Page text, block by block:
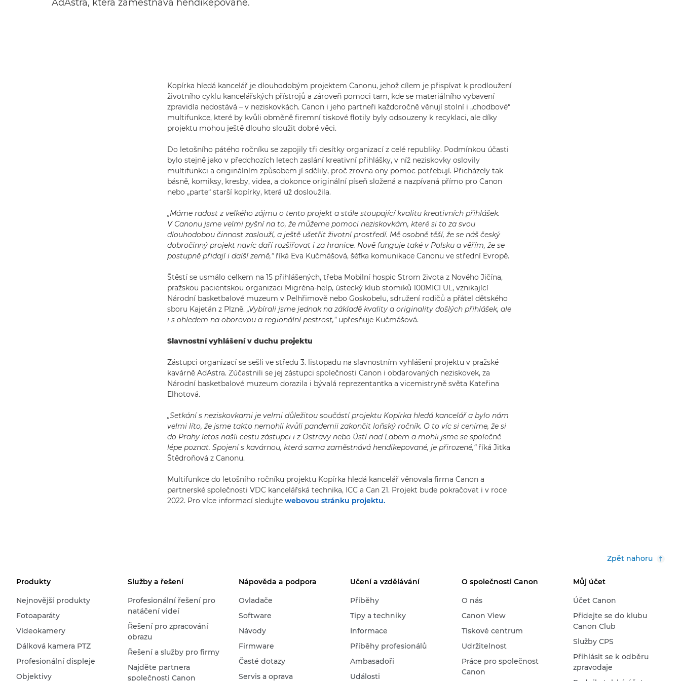
AdAstra, která zaměstnává hendikepované.
Kopírka hledá kancelář je dlouhodobým projektem Canonu, jehož cílem je přispívat k prodloužení
životního cyklu kancelářských přístrojů a zároveň pomoci tam, kde se materiálního vybavení
zpravidla nedostává – v neziskovkách. Canon i jeho partneři každoročně věnují stolní i „chodbové“
multifunkce, které by kvůli obměně firemní tiskové flotily byly odsouzeny k recyklaci, ale díky
projektu mohou ještě dlouho sloužit dobré věci.
Do letošního pátého ročníku se zapojily tři desítky organizací z celé republiky. Podmínkou účasti
bylo stejně jako v předchozích letech zaslání kreativní přihlášky, v níž neziskovky oslovily
multifunkci a originálním způsobem jí sdělily, proč zrovna ony pomoc potřebují. Přicházely tak
básně, komiksy, kresby, videa, a dokonce originální píseň složená a nazpívaná přímo pro Canon
nebo „parte“ starší kopírky, která už dosloužila.
„Máme radost z velkého zájmu o tento projekt a stále stoupající kvalitu kreativních přihlášek.
V Canonu jsme velmi pyšní na to, že můžeme pomoci neziskovkám, které si to za svou
dlouhodobou činnost zaslouží, a ještě ušetřit životní prostředí. Mě osobně těší, že se náš český
dobročinný projekt navíc daří rozšiřovat i za hranice. Nově funguje také v Polsku a věřím, že se
postupně přidají i další země,“říká Eva Kučmášová, šéfka komunikace Canonu ve střední Evropě.
Štěstí se usmálo celkem na 15 přihlášených, třeba Mobilní hospic Strom života z Nového Jičína,
pražskou pacientskou organizaci Migréna-help, ústecký klub stomiků 100MICI UL, vznikající
Národní basketbalové muzeum v Pelhřimově nebo Goskobelu, sdružení rodičů a přátel dětského
sboru Kajetán z Plzně. „Vybírali jsme jednak na základě kvality a originality došlých přihlášek, ale
i s ohledem na oborovou a regionální pestrost,“upřesňuje Kučmášová.
Slavnostní vyhlášení v duchu projektu
Zástupci organizací se sešli ve středu 3. listopadu na slavnostním vyhlášení projektu v pražské
kavárně AdAstra. Zúčastnili se jej zástupci společnosti Canon i obdarovaných neziskovek, za
Národní basketbalové muzeum dorazila i bývalá reprezentantka a vicemistryně světa Kateřina
Elhotová.
„Setkání s neziskovkami je velmi důležitou součástí projektu Kopírka hledá kancelář a bylo nám
velmi líto, že jsme takto nemohli kvůli pandemii zakončit loňský ročník. O to víc si ceníme, že si
do Prahy letos našli cestu zástupci i z Ostravy nebo Ústí nad Labem a mohli jsme se společně
lépe poznat. Spojení s kavárnou, která sama zaměstnává hendikepované, je přirozené,“říká Jitka
Štědroňová z Canonu.
Multifunkce do letošního ročníku projektu Kopírka hledá kancelář věnovala firma Canon a
partnerské společnosti VDC kancelářská technika, ICC a Can 21. Projekt bude pokračovat i v roce
2022. Pro více informací sledujte webovou stránku projektu.
Zpět nahoru
Produkty
Nejnovější produkty
Fotoaparáty
Videokamery
Dálková kamera PTZ
Profesionální displeje
Objektivy
Služby a řešení
Profesionální řešení pro
natáčení videí
Řešení pro zpracování
obrazu
Řešení a služby pro firmy
Najděte partnera
společnosti Canon
Nápověda a podpora
Ovladače
Software
Návody
Firmware
Časté dotazy
Servis a oprava
Učení a vzdělávání
Příběhy
Tipy a techniky
Informace
Příběhy profesionálů
Ambasadoři
Události
O společnosti Canon
O nás
Canon View
Tiskové centrum
Udržitelnost
Práce pro společnost
Canon
Můj účet
Účet Canon
Přidejte se do klubu
Canon Club
Služby CPS
Přihlásit se k odběru
zpravodaje